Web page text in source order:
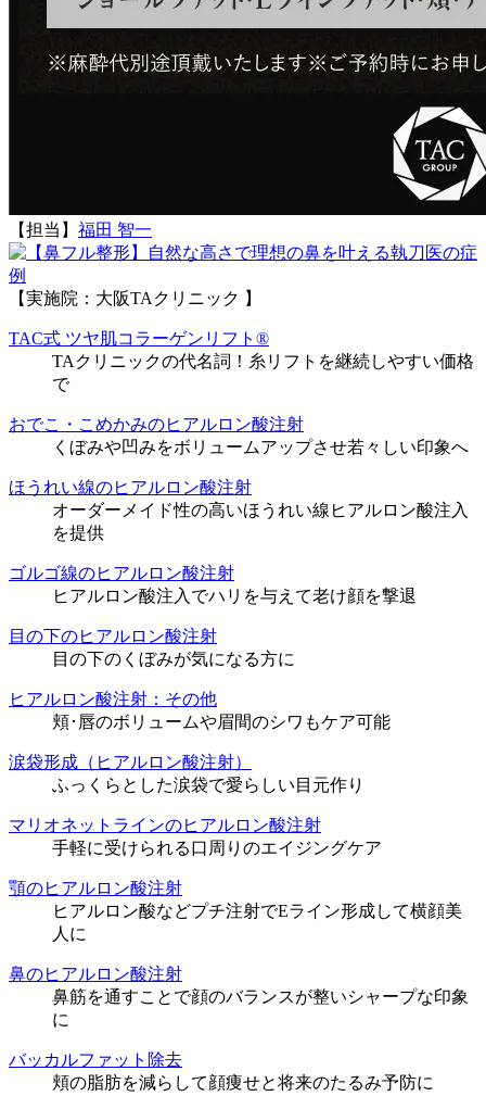
【担当】 福田 智一
執刀医の症
例
【実施院：大阪TAクリニック 】
TAC式 ツヤ肌コラーゲンリフト®
TAクリニックの代名詞！糸リフトを継続しやすい価格
で
おでこ・こめかみのヒアルロン酸注射
くぼみや凹みをボリュームアップさせ若々しい印象へ
ほうれい線のヒアルロン酸注射
オーダーメイド性の高いほうれい線ヒアルロン酸注入
を提供
ゴルゴ線のヒアルロン酸注射
ヒアルロン酸注入でハリを与えて老け顔を撃退
目の下のヒアルロン酸注射
目の下のくぼみが気になる方に
ヒアルロン酸注射：その他
頬･唇のボリュームや眉間のシワもケア可能
涙袋形成（ヒアルロン酸注射）
ふっくらとした涙袋で愛らしい目元作り
マリオネットラインのヒアルロン酸注射
手軽に受けられる口周りのエイジングケア
顎のヒアルロン酸注射
ヒアルロン酸などプチ注射でEライン形成して横顔美
人に
鼻のヒアルロン酸注射
鼻筋を通すことで顔のバランスが整いシャープな印象
に
バッカルファット除去
頬の脂肪を減らして顔痩せと将来のたるみ予防に